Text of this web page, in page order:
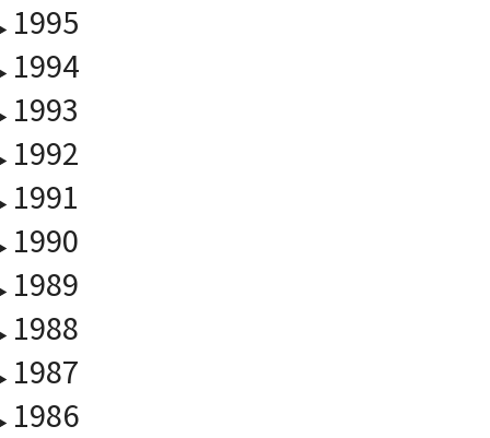
1995
1994
1993
1992
1991
1990
1989
1988
1987
1986